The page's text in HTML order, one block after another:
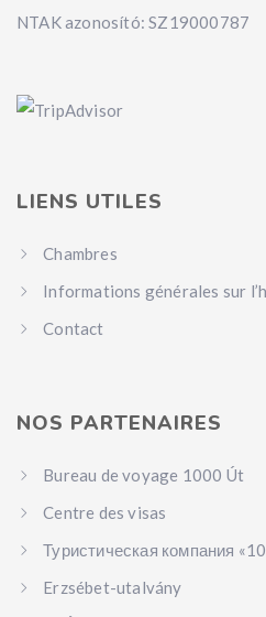
NTAK azonosító: SZ19000787
LIENS UTILES
Chambres
Informations générales sur
Contact
NOS PARTENAIRES
Bureau de voyage 1000 Út
Centre des visas
Туристическая компания
Erzsébet-utalvány